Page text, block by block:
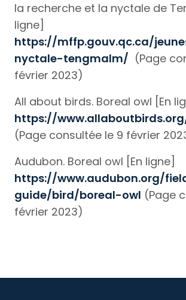
la recherche et la nyctale de
ligne]
https://mffp.gouv.qc.ca/
nyctale-tengmalm/ (Page
février 2023)
All about birds. Boreal owl [En
https://
(Page consultée le 9 février
Audubon. Boreal owl [En ligne]
https://www.audubon.org/
guide/bird/boreal-owl (Page
février 2023)